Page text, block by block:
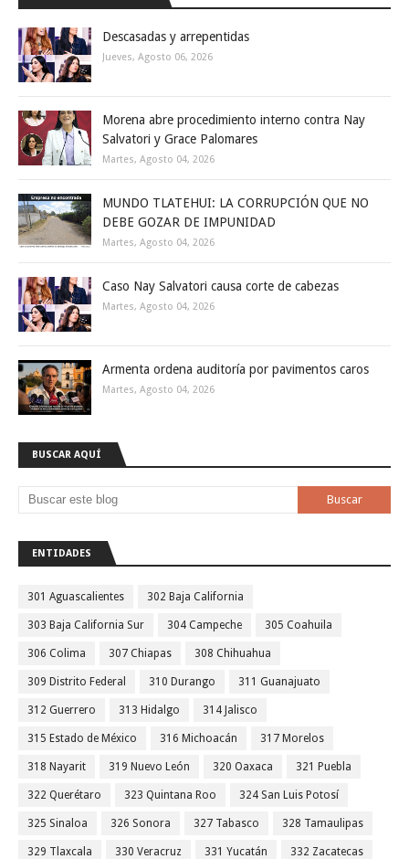
Descasadas y arrepentidas
Jueves, Agosto 06, 2026
Morena abre procedimiento interno contra Nay
Salvatori y Grace Palomares
Martes, Agosto 04, 2026
MUNDO TLATEHUI: LA CORRUPCIÓN QUE NO
DEBE GOZAR DE IMPUNIDAD
Martes, Agosto 04, 2026
Caso Nay Salvatori causa corte de cabezas
Martes, Agosto 04, 2026
Armenta ordena auditoría por pavimentos caros
Martes, Agosto 04, 2026
BUSCAR AQUÍ
ENTIDADES
301 Aguascalientes 302 Baja California
303 Baja California Sur 304 Campeche 305 Coahuila
306 Colima 307 Chiapas 308 Chihuahua
309 Distrito Federal 310 Durango 311 Guanajuato
312 Guerrero 313 Hidalgo 314 Jalisco
315 Estado de México 316 Michoacán 317 Morelos
318 Nayarit 319 Nuevo León 320 Oaxaca 321 Puebla
322 Querétaro 323 Quintana Roo 324 San Luis Potosí
325 Sinaloa 326 Sonora 327 Tabasco 328 Tamaulipas
329 Tlaxcala 330 Veracruz 331 Yucatán 332 Zacatecas